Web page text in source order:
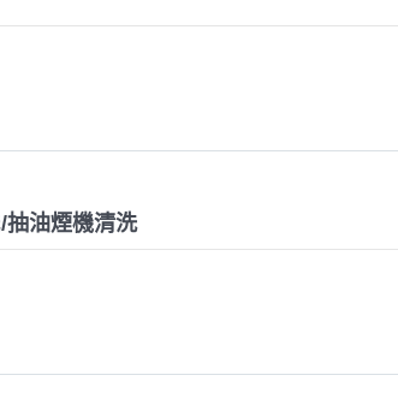
油煙機清洗